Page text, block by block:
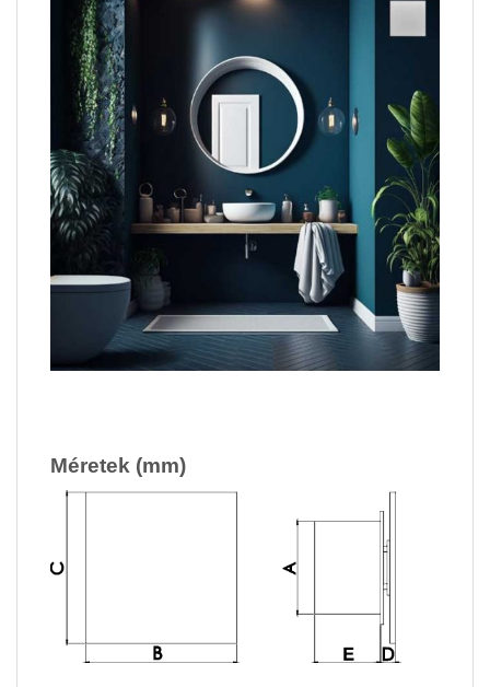
Méretek (mm)